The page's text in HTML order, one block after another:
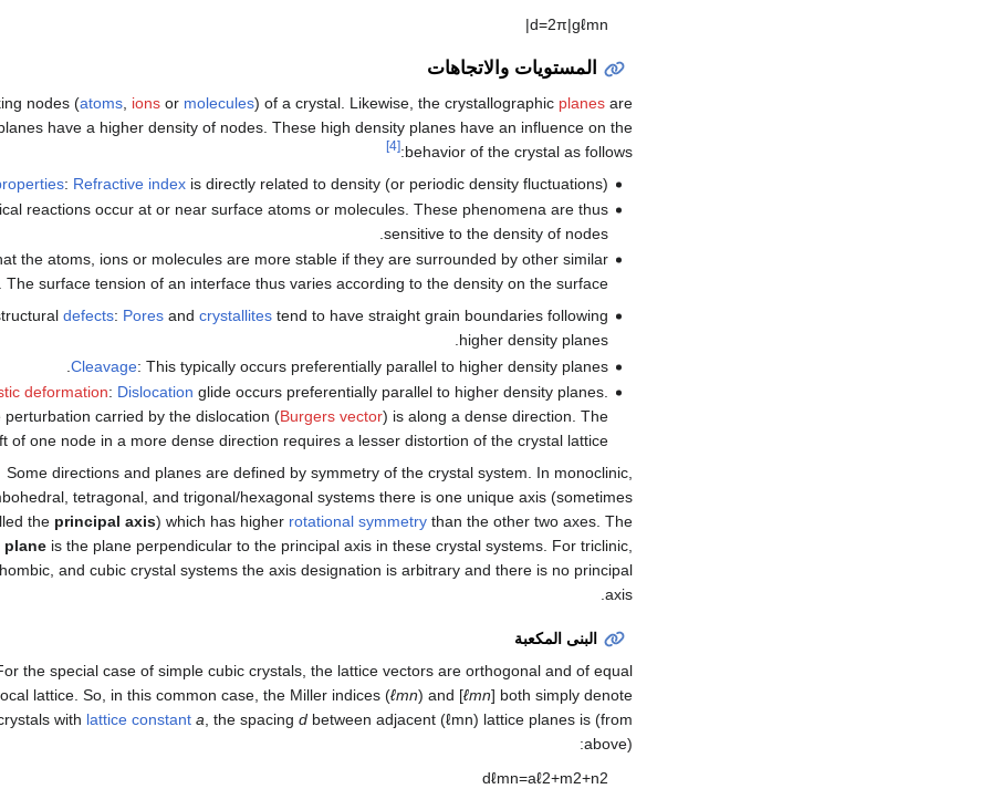
d=2π|gℓmn
|
المستويات والاتجاهات
nodes (atoms ions or molecules) of a crystal. Likewise, the crystallographic planes are
have a higher density of nodes. These high density planes have an influence on the
behavior of the crystal as follows:
[4]
: Refractive indexis directly related to density (or periodic density fluctuations).
reactions occur at or near surface atoms or molecules. These phenomena are thus
sensitive to the density of nodes.
the atoms, ions or molecules are more stable if they are surrounded by other similar
The surface tension of an interface thus varies according to the density on the surface.
defects: Poresand crystallitestend to have straight grain boundaries following
higher density planes.
Cleavage: This typically occurs preferentially parallel to higher density planes.
deformation: Dislocation glide occurs preferentially parallel to higher density planes.
perturbation carried by the dislocation (Burgers vector) is along a dense direction. The
of one node in a more dense direction requires a lesser distortion of the crystal lattice.
Some directions and planes are defined by symmetry of the crystal system. In monoclinic,
tetragonal, and trigonal/hexagonal systems there is one unique axis (sometimes
the principal axis) which has higher rotational symmetry than the other two axes. The
plane is the plane perpendicular to the principal axis in these crystal systems. For triclinic,
and cubic crystal systems the axis designation is arbitrary and there is no principal
axis.
البنى المكعبة
the special case of simple cubic crystals, the lattice vectors are orthogonal and of equal
lattice. So, in this common case, the Miller indices (ℓmn) and [ℓmn] both simply denote
with lattice constant a , the spacing d between adjacent (ℓmn) lattice planes is (from
above):
dℓmn=aℓ2+m2+n2